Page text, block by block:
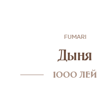
FUMARI
Дыня
1000 лей